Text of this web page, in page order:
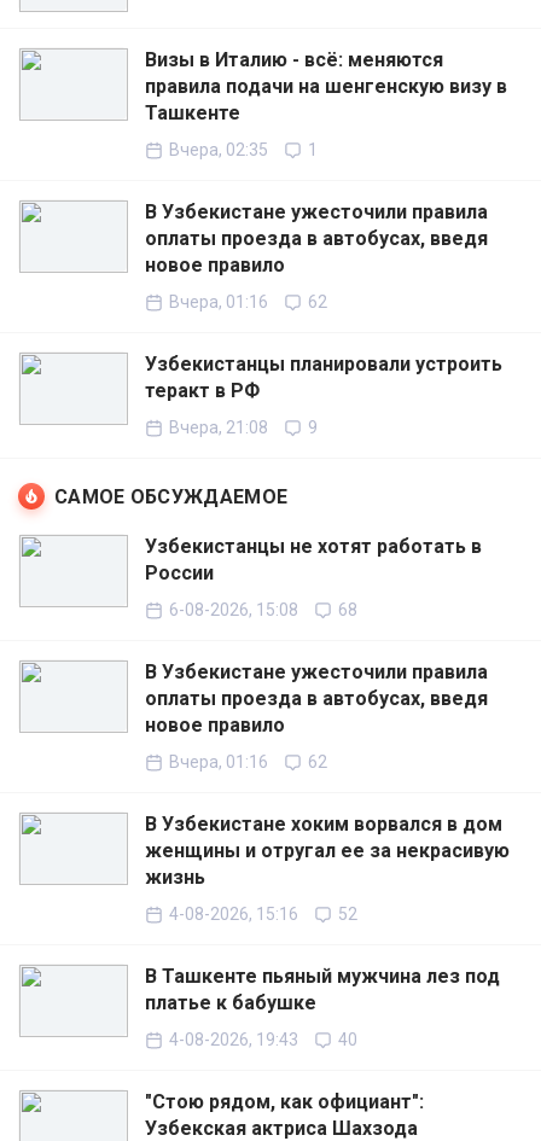
Визы в Италию - всё: меняются
правила подачи на шенгенскую визу в
Ташкенте
Вчера, 02:35 1
В Узбекистане ужесточили правила
оплаты проезда в автобусах, введя
новое правило
Вчера, 01:16 62
Узбекистанцы планировали устроить
теракт в РФ
Вчера, 21:08 9
САМОЕ ОБСУЖДАЕМОЕ
Узбекистанцы не хотят работать в
России
6-08-2026, 15:08 68
В Узбекистане ужесточили правила
оплаты проезда в автобусах, введя
новое правило
Вчера, 01:16 62
В Узбекистане хоким ворвался в дом
женщины и отругал ее за некрасивую
жизнь
4-08-2026, 15:16 52
В Ташкенте пьяный мужчина лез под
платье к бабушке
4-08-2026, 19:43 40
"Стою рядом, как официант":
Узбекская актриса Шахзода